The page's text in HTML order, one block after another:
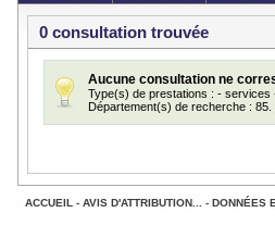
0 consultation trouvée
Aucune consultation ne
Type(s) de prestations : - services
Département(s) de recherche : 85.
ACCUEIL - AVIS D'ATTRIBUTION... - DONNÉES